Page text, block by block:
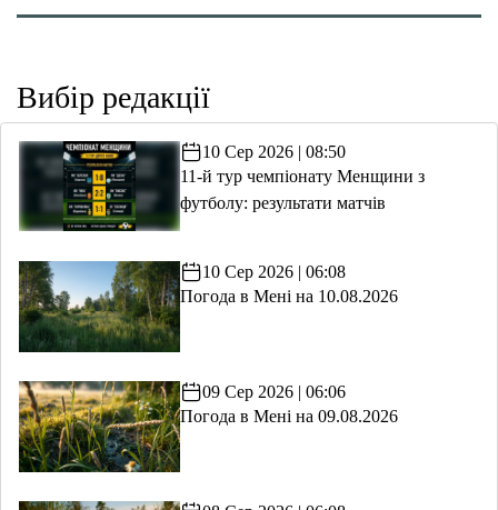
Вибір редакції
10 Сер 2026 | 08:50
11-й тур чемпіонату Менщини з
футболу: результати матчів
10 Сер 2026 | 06:08
Погода в Мені на 10.08.2026
09 Сер 2026 | 06:06
Погода в Мені на 09.08.2026